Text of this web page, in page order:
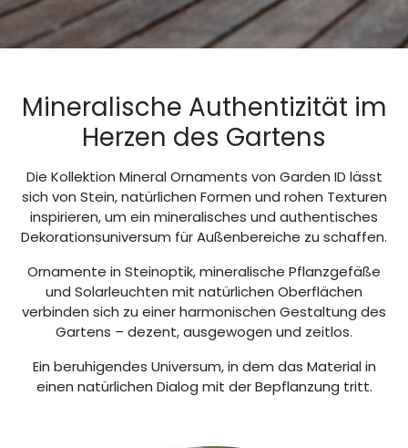
Mineralische Authentizität im
Herzen des Gartens
Die Kollektion Mineral Ornaments von Garden ID lässt
sich von Stein, natürlichen Formen und rohen Texturen
inspirieren, um ein mineralisches und authentisches
Dekorationsuniversum für Außenbereiche zu schaffen.
Ornamente in Steinoptik, mineralische Pflanzgefäße
und Solarleuchten mit natürlichen Oberflächen
verbinden sich zu einer harmonischen Gestaltung des
Gartens – dezent, ausgewogen und zeitlos.
Ein beruhigendes Universum, in dem das Material in
einen natürlichen Dialog mit der Bepflanzung tritt.